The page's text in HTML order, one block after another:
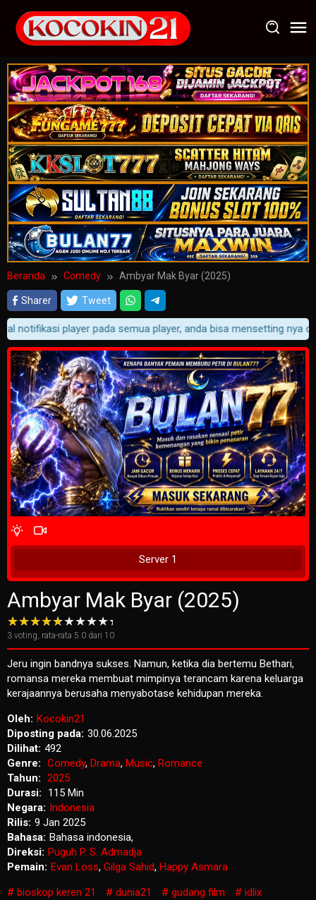
konten
Beranda Comedy Ambyar Mak Byar (2025)
Sharer Tweet
notifikasi player pada semua player, anda bisa mensetting nya di
Tunggu 2 Detik
4 Wait Time
Server 1
Ambyar Mak Byar (2025)
3 voting, rata-rata 5.0 dari 10
Jeru ingin bandnya sukses. Namun, ketika dia bertemu Bethari,
romansa mereka membuat mimpinya terancam karena keluarga
kerajaannya berusaha menyabotase kehidupan mereka.
Oleh: Kocokin21
Diposting pada: 30.06.2025
Dilihat: 492
Genre: Comedy, Drama, Music, Romance
Tahun: 2025
Durasi:
115 Min
Negara: Indonesia
Rilis: 9 Jan 2025
Bahasa: Bahasa indonesia,
Direksi: Puguh P. S. Admadja
Pemain: Evan Loss, Gilga Sahid, Happy Asmara
bioskop keren 21
dunia21 gudang film
idlix